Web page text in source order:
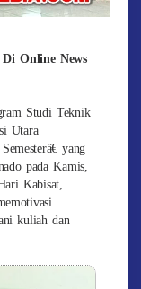
Online News
Studi Teknik
Utara
yang
pada Kamis,
Kabisat,
kuliah dan